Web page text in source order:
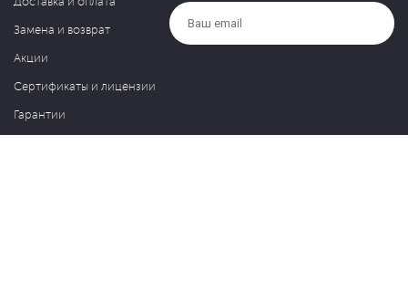
Замена и возврат
Акции
Сертификаты и лицензии
Гарантии